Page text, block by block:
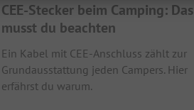
CEE-Stecker beim Camping: Das
musst du beachten
Ein Kabel mit CEE-Anschluss zählt zur
Grundausstattung jeden Campers. Hier
erfährst du warum.